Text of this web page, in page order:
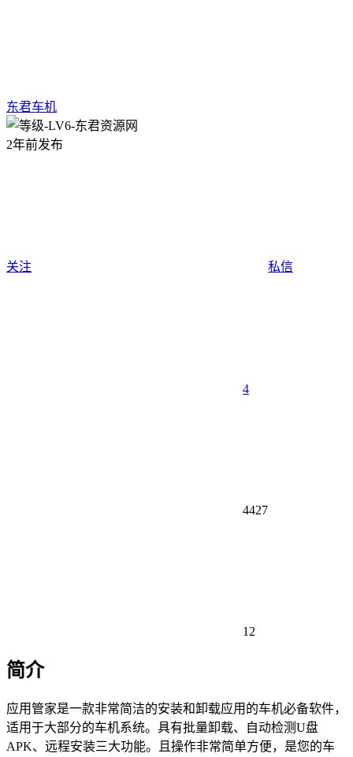
东君车机
2年前发布
关注 私信
4
4427
12
简介
应用管家是一款非常简洁的安装和卸载应用的车机必备软件，
适用于大部分的车机系统。具有批量卸载、自动检测U盘
APK、远程安装三大功能。且操作非常简单方便，是您的车